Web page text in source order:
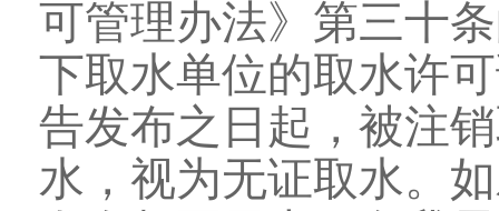
可管理办法》第三十
下取水单位的取水许
告发布之日起，被注
水，视为无证取水。